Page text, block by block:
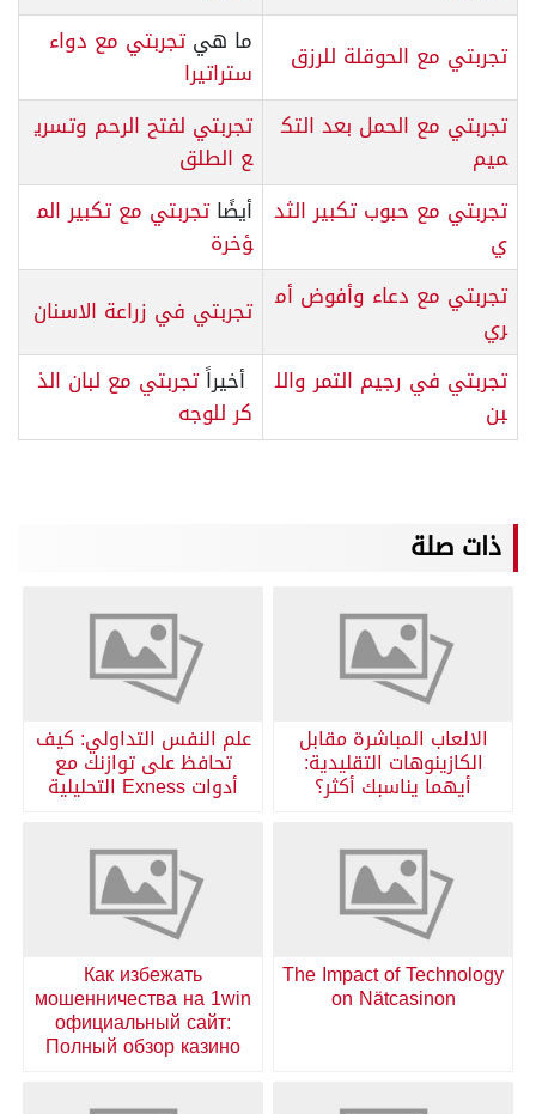
تجربتي مع الحوقلة للرزق
ما هيتجربتي مع دواء
ستراتيرا
تجربتي مع الحمل بعد التك
ميم
تجربتي لفتح الرحم وتسري
ع الطلق
تجربتي مع حبوب تكبير الثد
ي
أيضًاتجربتي مع تكبير الم
ؤخرة
تجربتي مع دعاء وأفوض أم
ري
تجربتي في زراعة الاسنان
تجربتي في رجيم التمر والل
بن
أخيراًتجربتي مع لبان الذ
كر للوجه
ذات صلة
الالعاب المباشرة مقابل
الكازينوهات التقليدية:
أيهما يناسبك أكثر؟
علم النفس التداولي: كيف
تحافظ على توازنك مع
أدوات Exness التحليلية
The Impact of Technology
on Nätcasinon
Как избежать
мошенничества на 1win
официальный сайт:
Полный обзор казино